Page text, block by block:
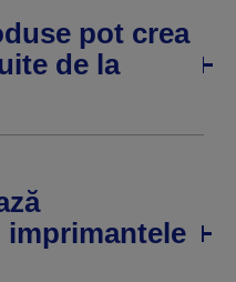
pot crea
de la
imprimantele